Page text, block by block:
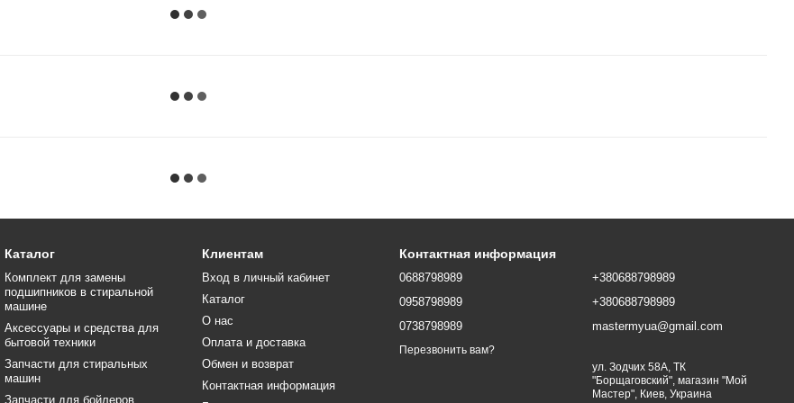
Каталог
Комплект для замены
подшипников в стиральной
машине
Аксессуары и средства для
бытовой техники
Запчасти для стиральных
машин
Запчасти для бойлеров
Клиентам
Вход в личный кабинет
Каталог
О нас
Оплата и доставка
Обмен и возврат
Контактная информация
Контактная информация
0688798989
0958798989
0738798989
Перезвонить вам?
+380688798989
+380688798989
mastermyua@gmail.com
ул. Зодчих 58А, ТК
"Борщаговский", магазин "Мой
Мастер", Киев, Украина